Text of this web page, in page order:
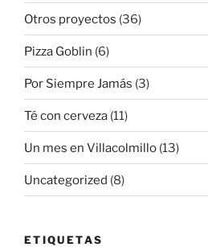
Otros proyectos (36)
Pizza Goblin (6)
Por Siempre Jamás (3)
Té con cerveza (11)
Un mes en Villacolmillo (13)
Uncategorized (8)
ETIQUETAS